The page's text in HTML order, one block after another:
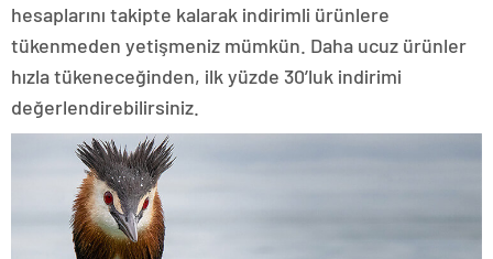
hesaplarını takipte kalarak indirimli ürünlere
tükenmeden yetişmeniz mümkün. Daha ucuz ürünler
hızla tükeneceğinden, ilk yüzde 30’luk indirimi
değerlendirebilirsiniz.